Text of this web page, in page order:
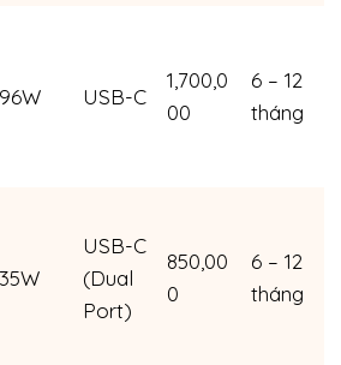
96W USB-C
1,700,0
00
6 – 12
tháng
35W
USB-C
(Dual
Port)
850,00
0
6 – 12
tháng